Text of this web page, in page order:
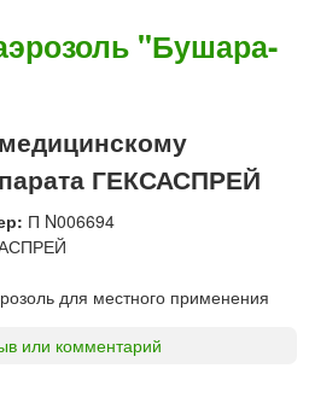
"Бушара-
ГЕКСАСПРЕЙ
П N006694
для местного применения
или комментарий